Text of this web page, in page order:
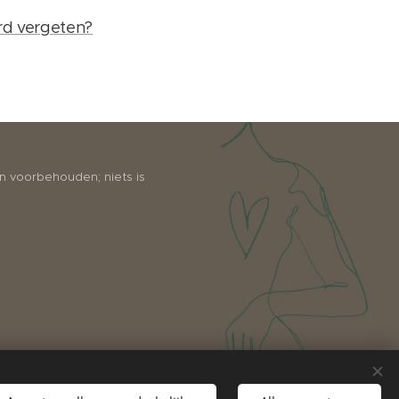
vergeten?
voorbehouden; niets is